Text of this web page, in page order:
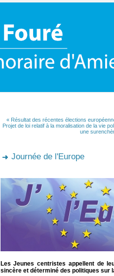
« Résultat des récentes élections
Projet de loi relatif à la moralisation de la vie
une
Journée de l'Europe
Les Jeunes centristes appellent de
sincère et déterminé des politiques sur